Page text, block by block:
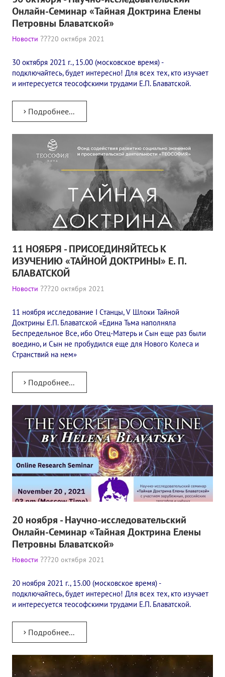
Книги
Семинары
Плейлист "Международный научно-исследовательский
Плейлист "«Тайная Доктрина» Класс онлайн изучения"
Плейлист "Выпуски рубрики «ТЕОСОФСКИЙ КВИЗИ»"
ПОДДЕРЖАТЬ ФОНД
Стать волонтером
Стать партнером
КОНТАКТЫ
Онлайн-Семинар «Тайная Доктрина Елены
Петровны Блаватской»
Новости 20 октября 2021
30 октября 2021 г., 15.00 (московское время) -
подключайтесь, будет интересно! Для всех тех, кто изучает
и интересуется теософскими трудами Е.П. Блаватской.
Подробнее...
11 НОЯБРЯ - ПРИСОЕДИНЯЙТЕСЬ К
ИЗУЧЕНИЮ «ТАЙНОЙ ДОКТРИНЫ» Е. П.
БЛАВАТСКОЙ
Новости 20 октября 2021
11 ноября исследование I Станцы, V Шлоки Тайной
Доктрины Е.П. Блаватской «Едина Тьма наполняла
Беспредельное Все, ибо Отец-Матерь и Сын еще раз были
воедино, и Сын не пробудился еще для Нового Колеса и
Странствий на нем»
Подробнее...
20 ноября - Научно-исследовательский
Онлайн-Семинар «Тайная Доктрина Елены
Петровны Блаватской»
Новости 20 октября 2021
20 ноября 2021 г., 15.00 (московское время) -
подключайтесь, будет интересно! Для всех тех, кто изучает
и интересуется теософскими трудами Е.П. Блаватской.
Подробнее...